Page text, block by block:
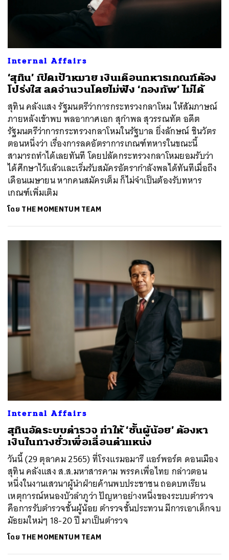
Internal Affairs
‘สุทิน’ เปิดเป้าหมาย เงินเดือนทหารเกณฑ์ต้อง
โปร่งใส ลดจำนวนโดยไม่ฟัง ‘กองทัพ’ ไม่ได้
สุทิน คลังแสง รัฐมนตรีว่าการกระทรวงกลาโหม ให้สัมภาษณ์
ภายหลังเข้าพบ พลอากาศเอก สุกำพล สุวรรณทัต อดีต
รัฐมนตรีว่าการกระทรวงกลาโหมในรัฐบาล ยิ่งลักษณ์ ชินวัตร
ตอนหนึ่งว่า เรื่องการลดอัตราการเกณฑ์ทหารในขณะนี้
สามารถทำได้เลยทันที โดยปลัดกระทรวงกลาโหมยอมรับว่า
ได้ศึกษาไว้แล้วและเริ่มรับสมัครอัตรากำลังพลได้ทันทีเมื่อถึง
เดือนเมษายน หากคนสมัครเต็ม ก็ไม่จำเป็นต้องรับทหาร
เกณฑ์เพิ่มเติม
โดย THE MOMENTUM TEAM
Internal Affairs
สุทินอัดระบบตำรวจ ทำให้ ‘ชั้นผู้น้อย’ ต้องหา
เงินในทางชั่วเพื่อเลื่อนตำแหน่ง
วันนี้ (29 ตุลาคม 2565) ที่โรงแรมอมารี แอร์พอร์ต ดอนเมือง
สุทิน คลังแสง ส.ส.มหาสารคาม พรรคเพื่อไทย กล่าวตอน
หนึ่งในงานเสวนาผู้นำฝ่ายค้านพบประชาชน ถอดบทเรียน
เหตุการณ์หนองบัวลำภูว่า ปัญหาอย่างหนึ่งของระบบตำรวจ
คือการรับตำรวจชั้นผู้น้อย ตำรวจชั้นประทวน มีการเอาเด็กจบ
มัธยมใหม่ๆ 18-20 ปี มาเป็นตำรวจ
โดย THE MOMENTUM TEAM
ค้นหา
SHARE